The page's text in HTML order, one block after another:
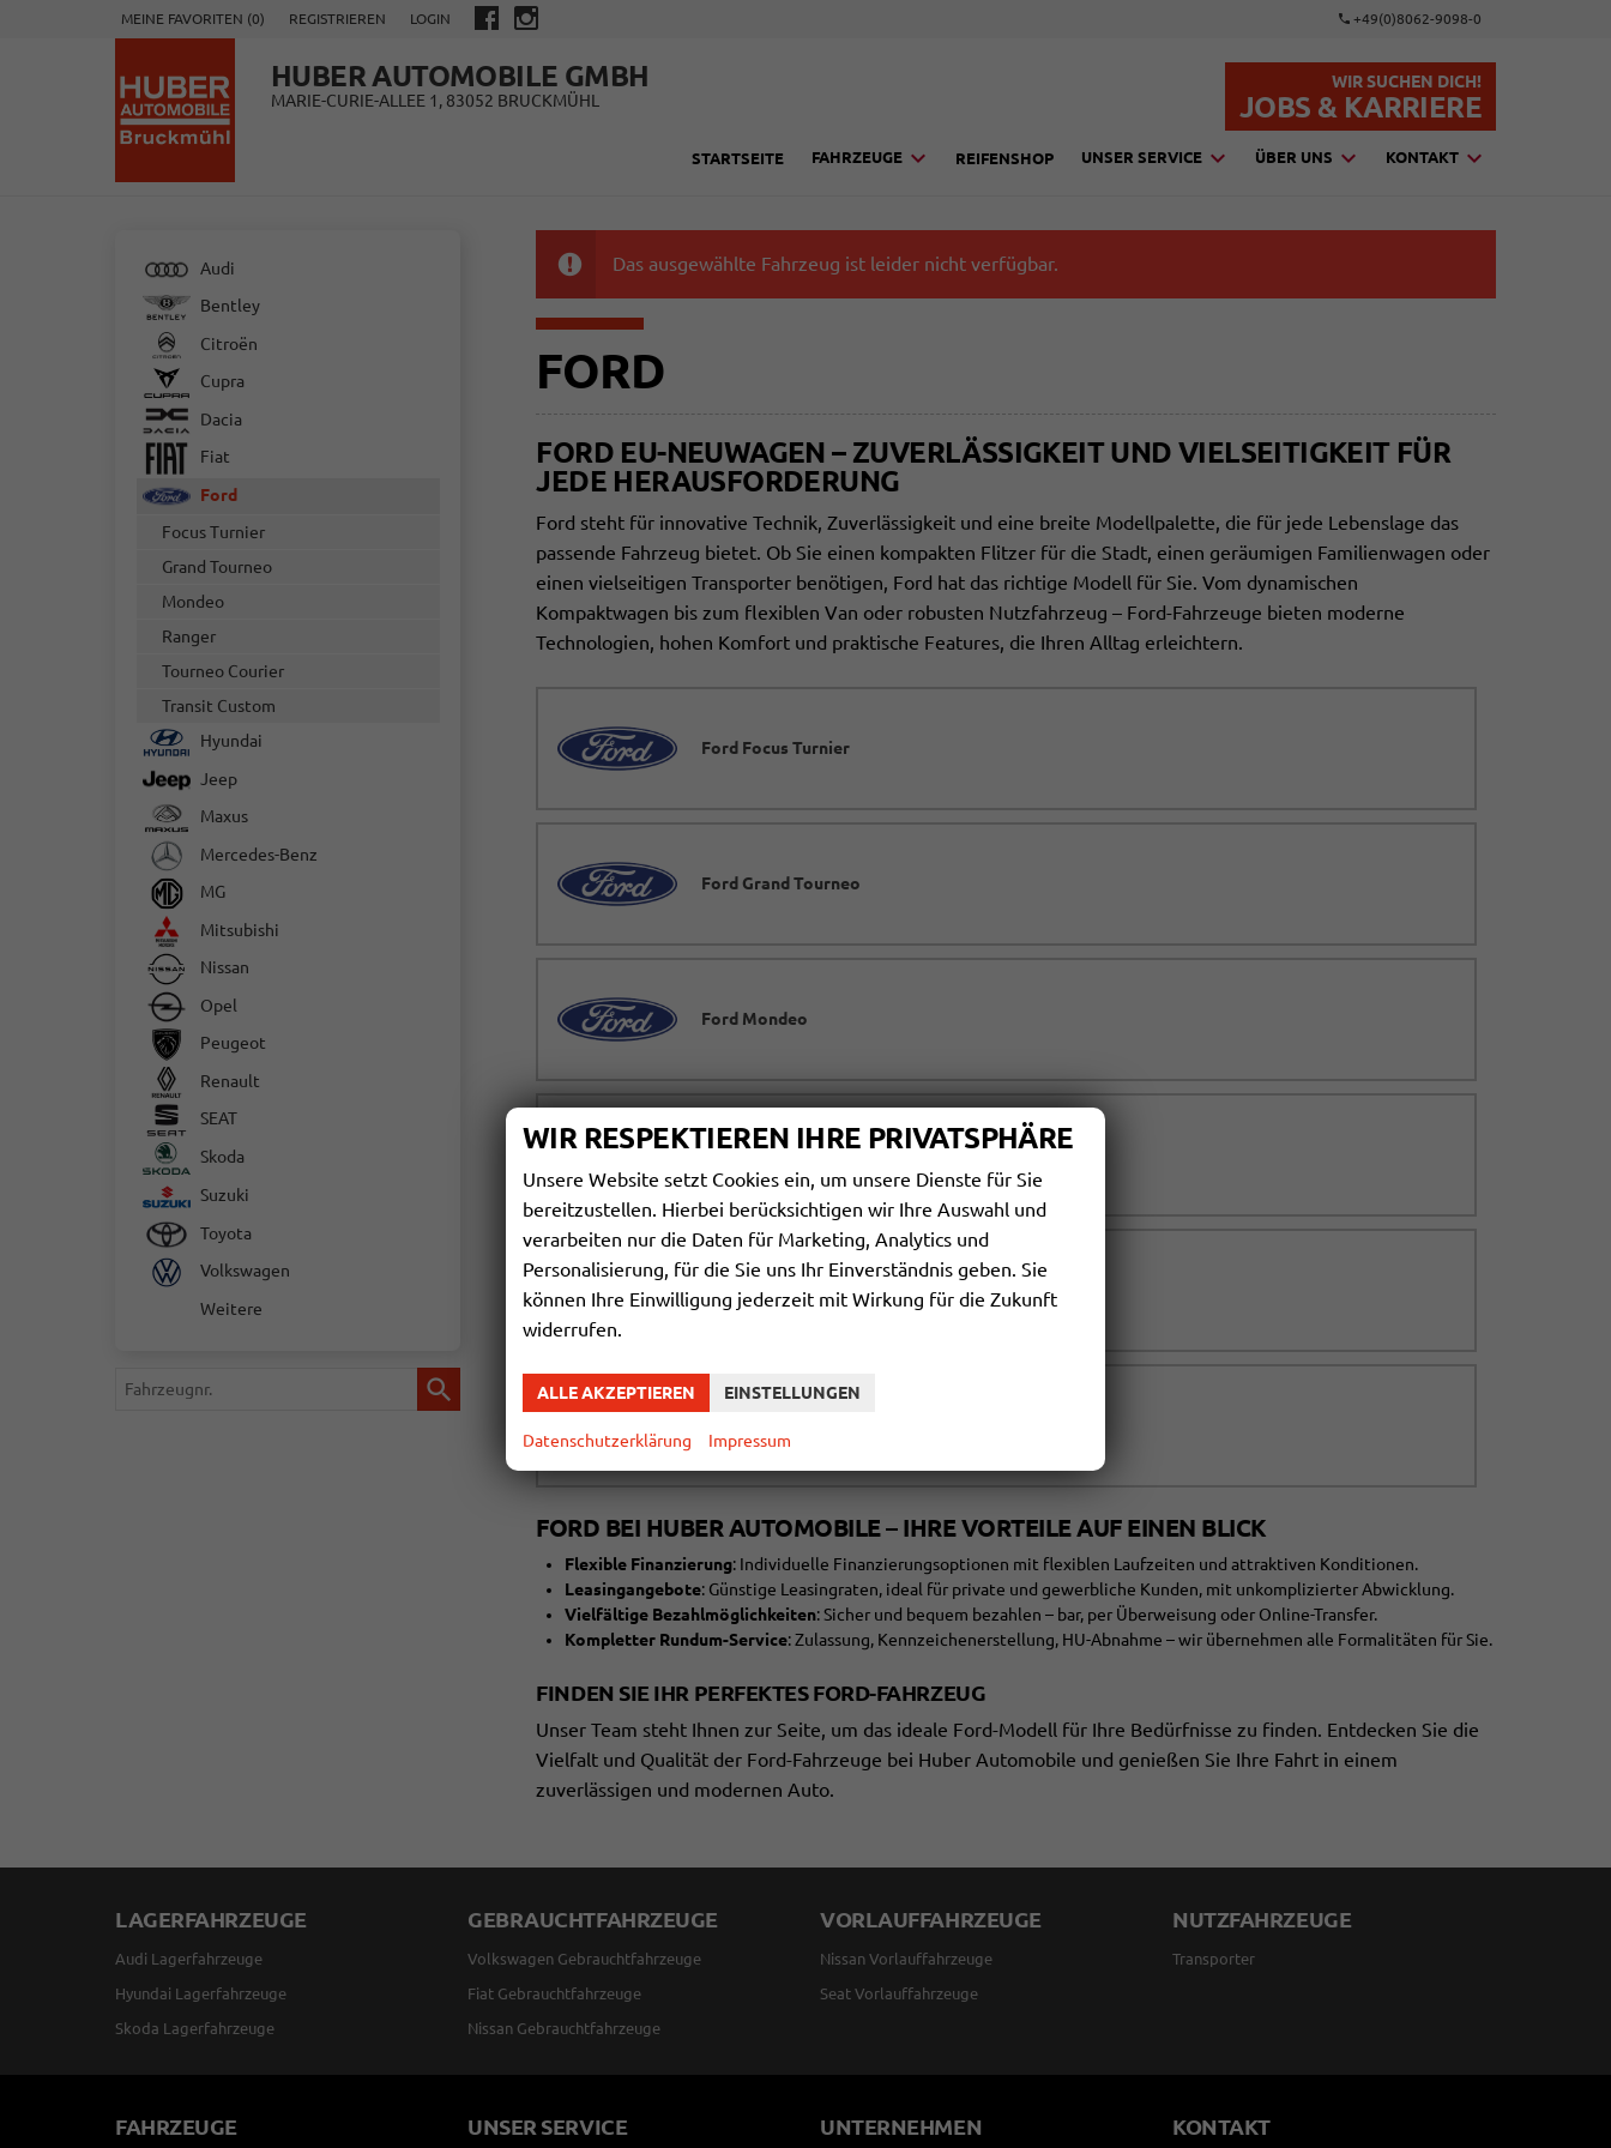
MEINE FAVORITEN (0) REGISTRIEREN LOGIN +49(0)8062-9098-0
HUBER AUTOMOBILE GMBH
MARIE-CURIE-ALLEE 1, 83052 BRUCKMÜHL
WIR SUCHEN DICH!
JOBS & KARRIERE
STARTSEITE FAHRZEUGE REIFENSHOP UNSER SERVICE ÜBER UNS KONTAKT
Das ausgewählte Fahrzeug ist leider nicht verfügbar.
FORD
FORD EU-NEUWAGEN – ZUVERLÄSSIGKEIT UND VIELSEITIGKEIT FÜR
JEDE HERAUSFORDERUNG
Ford steht für innovative Technik, Zuverlässigkeit und eine breite Modellpalette, die für jede Lebenslage das
passende Fahrzeug bietet. Ob Sie einen kompakten Flitzer für die Stadt, einen geräumigen Familienwagen oder
einen vielseitigen Transporter benötigen, Ford hat das richtige Modell für Sie. Vom dynamischen
Kompaktwagen bis zum flexiblen Van oder robusten Nutzfahrzeug – Ford-Fahrzeuge bieten moderne
Technologien, hohen Komfort und praktische Features, die Ihren Alltag erleichtern.
Ford Focus Turnier
Ford Grand Tourneo
Ford Mondeo
Ford Ranger
Ford Tourneo Courier
FORD BEI HUBER AUTOMOBILE – IHRE VORTEILE AUF EINEN BLICK
Flexible Finanzierung: Individuelle Finanzierungsoptionen mit flexiblen Laufzeiten und attraktiven Konditionen.
Leasingangebote: Günstige Leasingraten, ideal für private und gewerbliche Kunden, mit unkomplizierter Abwicklung.
Vielfältige Bezahlmöglichkeiten: Sicher und bequem bezahlen – bar, per Überweisung oder Online-Transfer.
Kompletter Rundum-Service: Zulassung, Kennzeichenerstellung, HU-Abnahme – wir übernehmen alle Formalitäten für Sie.
FINDEN SIE IHR PERFEKTES FORD-FAHRZEUG
Unser Team steht Ihnen zur Seite, um das ideale Ford-Modell für Ihre Bedürfnisse zu finden. Entdecken Sie die
Vielfalt und Qualität der Ford-Fahrzeuge bei Huber Automobile und genießen Sie Ihre Fahrt in einem
zuverlässigen und modernen Auto.
Audi
Bentley
Citroën
Cupra
Dacia
Fiat
Ford
Focus Turnier
Grand Tourneo
Mondeo
Ranger
Tourneo Courier
Transit Custom
Hyundai
Jeep
Maxus
Mercedes-Benz
MG
Mitsubishi
Nissan
Opel
Peugeot
Renault
SEAT
Skoda
Suzuki
Toyota
Volkswagen
Weitere
Fahrzeugnr.
LAGERFAHRZEUGE
Audi Lagerfahrzeuge
Hyundai Lagerfahrzeuge
Skoda Lagerfahrzeuge
GEBRAUCHTFAHRZEUGE
Volkswagen Gebrauchtfahrzeuge
Fiat Gebrauchtfahrzeuge
Nissan Gebrauchtfahrzeuge
VORLAUFFAHRZEUGE
Nissan Vorlauffahrzeuge
Seat Vorlauffahrzeuge
NUTZFAHRZEUGE
Transporter
FAHRZEUGE UNSER SERVICE UNTERNEHMEN KONTAKT
WIR RESPEKTIEREN IHRE PRIVATSPHÄRE
Unsere Website setzt Cookies ein, um unsere Dienste für Sie
bereitzustellen. Hierbei berücksichtigen wir Ihre Auswahl und
verarbeiten nur die Daten für Marketing, Analytics und
Personalisierung, für die Sie uns Ihr Einverständnis geben. Sie
können Ihre Einwilligung jederzeit mit Wirkung für die Zukunft
widerrufen.
ALLE AKZEPTIEREN EINSTELLUNGEN
Datenschutzerklärung Impressum